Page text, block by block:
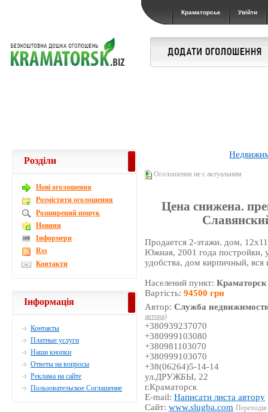
Краматорськ Увійти
Оголошення не є актуальним
Цена снижена.
Продается 2-этажн. дом,
Южная, 2001 года постройки,
удобства, дом кирпичный, вся
Населений пункт:Краматорск
Вартість:94500 грн
Автор:Служба
автора)
+380939237070
+380999103080
+380981103070
+380999103070
+38(06264)5-14-14
ул.ДРУЖБЫ, 22
г.Краматорск
E-mail:Написати листа автору
Сайт:www.slugba.com
Розділи
Новi оголошення
Розмістити оголошення
Розширений пошук
Новини
Інформери
Rss
Контакти
Інформація
Контакты
Платные услуги
Наши кнопки
Ответы на вопросы
Реклама на сайте
Пользовательское Соглашение